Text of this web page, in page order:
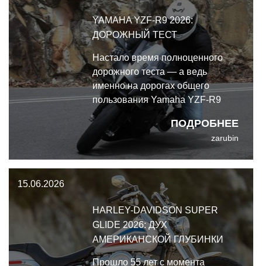
YAMAHA YZF-R9 2026:
ДОРОЖНЫЙ ТЕСТ
ПОДРОБНЕЕ
Настало время полноценного
дорожного теста — а ведь
именно на дорогах общего
пользования Yamaha YZF-R9
2026 раскрывается по-
zarubin
15.06.2026
HARLEY-DAVIDSON SUPER
GLIDE 2026: ДУХ
АМЕРИКАНСКОЙ ГЛУБИНКИ
Прошло 55 лет с момента